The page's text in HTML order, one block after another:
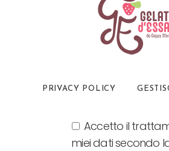
PRIVACY POLICY
Accetto il
miei dati secondo